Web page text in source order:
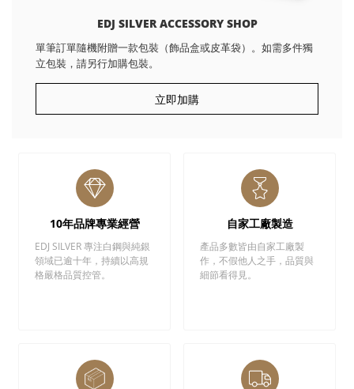
EDJ SILVER ACCESSORY SHOP
單筆訂單隨機附贈一款包裝（飾品盒或皮革袋）。如需多件獨
立包裝，請另行加購包裝。
立即加購
10年品牌專業經營
EDJ SILVER 專注白鋼與純銀
領域已逾十年，持續以高規
格嚴格品質控管。
自家工廠製造
產品多數皆由自家工廠製
作，不假他人之手，品質與
細節看得見。